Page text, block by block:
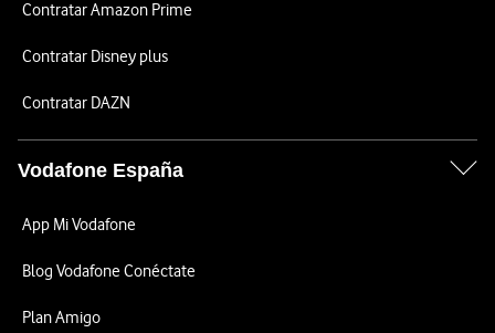
Contratar Amazon Prime
Contratar Disney plus
Contratar DAZN
Vodafone España
App Mi Vodafone
Blog Vodafone Conéctate
Plan Amigo